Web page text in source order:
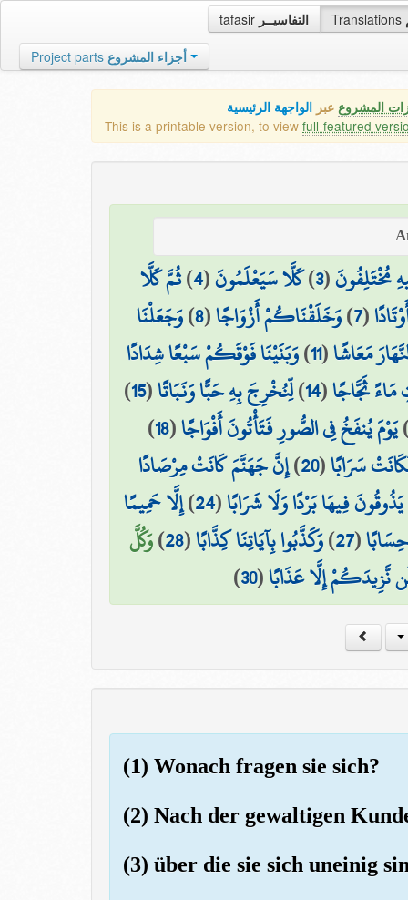
tafasir التفاسيــر Translations
Project parts أجزاء المشروع
المشروع عبر الواجهة الرئيسية
This is a printable version, to view full-featured
مُخْتَلِفُونَ(
3
)كَلَّا سَيَعْلَمُونَ(
4
)ثُمَّ كَلَّا
(
7
)وَخَلَقْنَاكُمْ أَزْوَاجًا(
8
)وَجَعَلْنَا
مَعَاشًا(
11
)وَبَنَيْنَا فَوْقَكُمْ سَبْعًا شِدَادًا
مَاءً ثَجَّاجًا(
14
)لِّنُخْرِجَ بِهِ حَبًّا وَنَبَاتًا(
15
)
يَوْمَ يُنفَخُ فِي الصُّورِ فَتَأْتُونَ أَفْوَاجًا(
18
)
سَرَابًا(
20
)إِنَّ جَهَنَّمَ كَانَتْ مِرْصَادًا
فِيهَا بَرْدًا وَلَا شَرَابًا(
24
)إِلَّا حَمِيمًا
(
27
)وَكَذَّبُوا بِآيَاتِنَا كِذَّابًا(
28
)وَكُلَّ
نَّزِيدَكُمْ إِلَّا عَذَابًا(
30
)
(1) Wonach fragen sie sich?
(2) Nach der gewaltigen
(3) über die sie sich uneinig